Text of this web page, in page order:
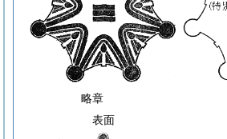
略章
表面